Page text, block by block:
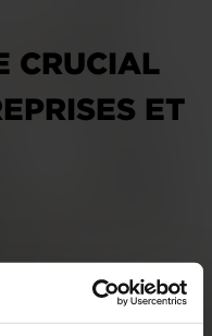
CRUCIAL
ET